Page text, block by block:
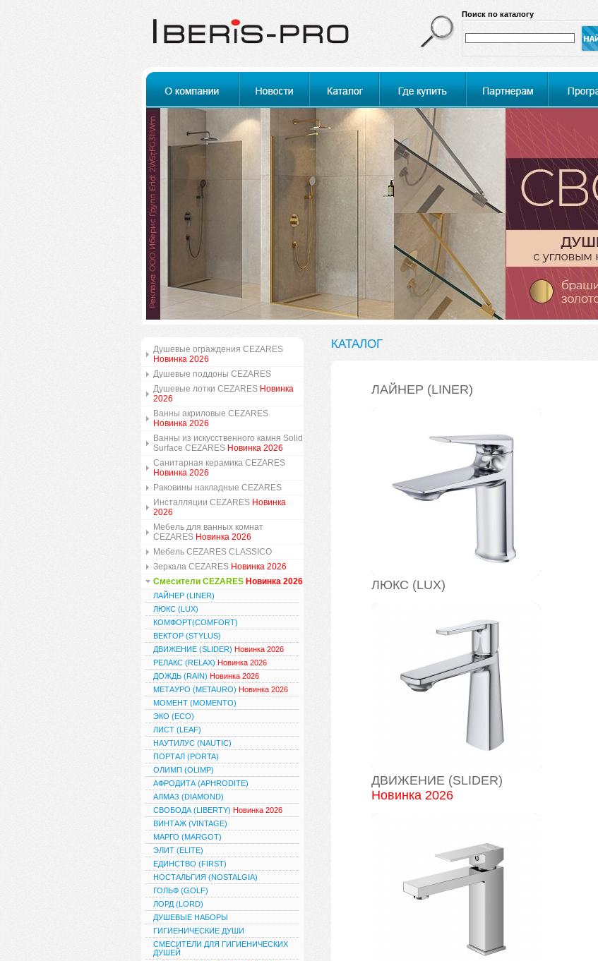
Поиск по каталогу
Душевые ограждения CEZARES
Новинка 2026
Душевые поддоны CEZARES
Душевые лотки CEZARES Новинка
2026
Ванны акриловые CEZARES
Новинка 2026
Ванны из искусственного камня Solid
Surface CEZARES Новинка 2026
Санитарная керамика CEZARES
Новинка 2026
Раковины накладные CEZARES
Инсталляции CEZARES Новинка
2026
Мебель для ванных комнат
CEZARES Новинка 2026
Мебель CEZARES CLASSICO
Зеркала CEZARES Новинка 2026
Смесители CEZARES Новинка 2026
ЛАЙНЕР (LINER)
ЛЮКС (LUX)
КОМФОРТ(COMFORT)
ВЕКТОР (STYLUS)
ДВИЖЕНИЕ (SLIDER) Новинка 2026
РЕЛАКС (RELAX) Новинка 2026
ДОЖДЬ (RAIN) Новинка 2026
МЕТАУРО (METAURO) Новинка 2026
МОМЕНТ (MOMENTO)
ЭКО (ECO)
ЛИСТ (LEAF)
НАУТИЛУС (NAUTIC)
ПОРТАЛ (PORTA)
ОЛИМП (OLIMP)
АФРОДИТА (APHRODITE)
АЛМАЗ (DIAMOND)
СВОБОДА (LIBERTY) Новинка 2026
ВИНТАЖ (VINTAGE)
МАРГО (MARGOT)
ЭЛИТ (ELITE)
ЕДИНСТВО (FIRST)
НОСТАЛЬГИЯ (NOSTALGIA)
ГОЛЬФ (GOLF)
ЛОРД (LORD)
ДУШЕВЫЕ НАБОРЫ
ГИГИЕНИЧЕСКИЕ ДУШИ
СМЕСИТЕЛИ ДЛЯ ГИГИЕНИЧЕСКИХ
ДУШЕЙ
КАТАЛОГ
ЛАЙНЕР (LINER)
ЛЮКС (LUX)
ДВИЖЕНИЕ (SLIDER)
Новинка 2026